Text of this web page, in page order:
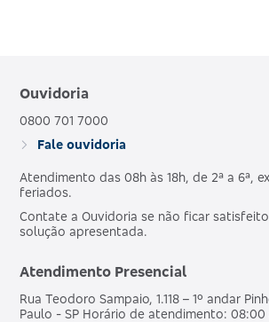
Ouvidoria
0800 701 7000
Fale ouvidoria
Atendimento das 08h às 18h, de 2ª a 6ª,
feriados.
Contate a Ouvidoria se não ficar
solução apresentada.
Atendimento Presencial
Rua Teodoro Sampaio, 1.118 – 1º andar
Paulo - SP Horário de atendimento: 08:00